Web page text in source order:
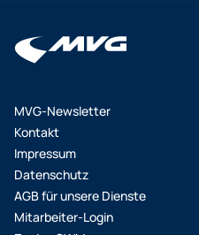
MVG-Newsletter
Kontakt
Impressum
Datenschutz
AGB für unsere Dienste
Mitarbeiter-Login